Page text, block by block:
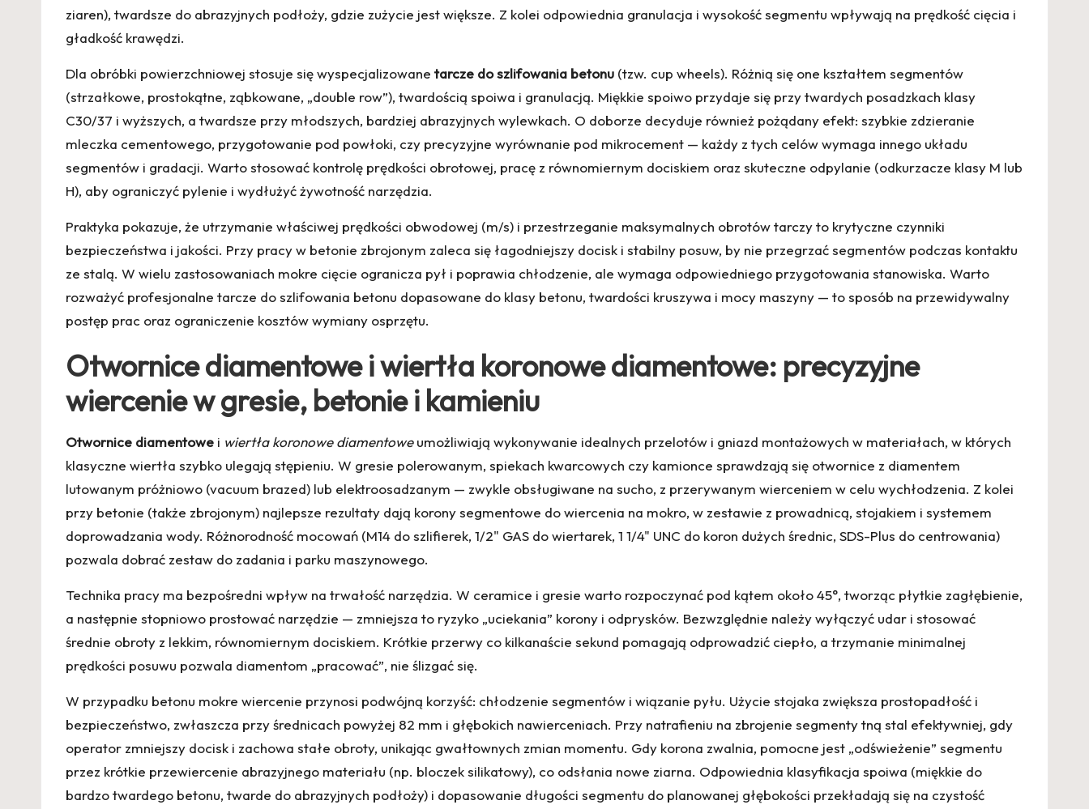
ziaren), twardsze do abrazyjnych podłoży, gdzie zużycie jest większe. Z kolei odpowiednia granulacja i wysokość segmentu wpływają na prędkość cięcia i
gładkość krawędzi.
Dla obróbki powierzchniowej stosuje się wyspecjalizowane tarcze do szlifowania betonu (tzw. cup wheels). Różnią się one kształtem segmentów
(strzałkowe, prostokątne, ząbkowane, „double row”), twardością spoiwa i granulacją. Miękkie spoiwo przydaje się przy twardych posadzkach klasy
C30/37 i wyższych, a twardsze przy młodszych, bardziej abrazyjnych wylewkach. O doborze decyduje również pożądany efekt: szybkie zdzieranie
mleczka cementowego, przygotowanie pod powłoki, czy precyzyjne wyrównanie pod mikrocement — każdy z tych celów wymaga innego układu
segmentów i gradacji. Warto stosować kontrolę prędkości obrotowej, pracę z równomiernym dociskiem oraz skuteczne odpylanie (odkurzacze klasy M lub
H), aby ograniczyć pylenie i wydłużyć żywotność narzędzia.
Praktyka pokazuje, że utrzymanie właściwej prędkości obwodowej (m/s) i przestrzeganie maksymalnych obrotów tarczy to krytyczne czynniki
bezpieczeństwa i jakości. Przy pracy w betonie zbrojonym zaleca się łagodniejszy docisk i stabilny posuw, by nie przegrzać segmentów podczas kontaktu
ze stalą. W wielu zastosowaniach mokre cięcie ogranicza pył i poprawia chłodzenie, ale wymaga odpowiedniego przygotowania stanowiska. Warto
rozważyć profesjonalne tarcze do szlifowania betonu dopasowane do klasy betonu, twardości kruszywa i mocy maszyny — to sposób na przewidywalny
postęp prac oraz ograniczenie kosztów wymiany osprzętu.
Otwornice diamentowe i wiertła koronowe diamentowe: precyzyjne
wiercenie w gresie, betonie i kamieniu
Otwornice diamentowe i wiertła koronowe diamentoweumożliwiają wykonywanie idealnych przelotów i gniazd montażowych w materiałach, w których
klasyczne wiertła szybko ulegają stępieniu. W gresie polerowanym, spiekach kwarcowych czy kamionce sprawdzają się otwornice z diamentem
lutowanym próżniowo (vacuum brazed) lub elektroosadzanym — zwykle obsługiwane na sucho, z przerywanym wierceniem w celu wychłodzenia. Z kolei
przy betonie (także zbrojonym) najlepsze rezultaty dają korony segmentowe do wiercenia na mokro, w zestawie z prowadnicą, stojakiem i systemem
doprowadzania wody. Różnorodność mocowań (M14 do szlifierek, 1/2" GAS do wiertarek, 1 1/4" UNC do koron dużych średnic, SDS-Plus do centrowania)
pozwala dobrać zestaw do zadania i parku maszynowego.
Technika pracy ma bezpośredni wpływ na trwałość narzędzia. W ceramice i gresie warto rozpoczynać pod kątem około 45°, tworząc płytkie zagłębienie,
a następnie stopniowo prostować narzędzie — zmniejsza to ryzyko „uciekania” korony i odprysków. Bezwzględnie należy wyłączyć udar i stosować
średnie obroty z lekkim, równomiernym dociskiem. Krótkie przerwy co kilkanaście sekund pomagają odprowadzić ciepło, a trzymanie minimalnej
prędkości posuwu pozwala diamentom „pracować”, nie ślizgać się.
W przypadku betonu mokre wiercenie przynosi podwójną korzyść: chłodzenie segmentów i wiązanie pyłu. Użycie stojaka zwiększa prostopadłość i
bezpieczeństwo, zwłaszcza przy średnicach powyżej 82 mm i głębokich nawierceniach. Przy natrafieniu na zbrojenie segmenty tną stal efektywniej, gdy
operator zmniejszy docisk i zachowa stałe obroty, unikając gwałtownych zmian momentu. Gdy korona zwalnia, pomocne jest „odświeżenie” segmentu
przez krótkie przewiercenie abrazyjnego materiału (np. bloczek silikatowy), co odsłania nowe ziarna. Odpowiednia klasyfikacja spoiwa (miękkie do
bardzo twardego betonu, twarde do abrazyjnych podłoży) i dopasowanie długości segmentu do planowanej głębokości przekładają się na czystość